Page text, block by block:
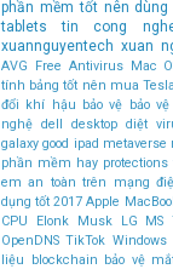
phần mềm tốt nên dùng
tablets
tin cong
xuannguyentech xuan
AVG Free Antivirus Mac
tính bảng tốt nên mua Tesla
đổi khí hậu bảo vệ bảo
nghệ dell desktop diệt
galaxy good ipad metaverse
phần mềm hay protections
em an toàn trên mạng
dụng tốt 2017 Apple
CPU
Elonk Musk LG MS
OpenDNS TikTok Windows
liệu
blockchain bảo vệ